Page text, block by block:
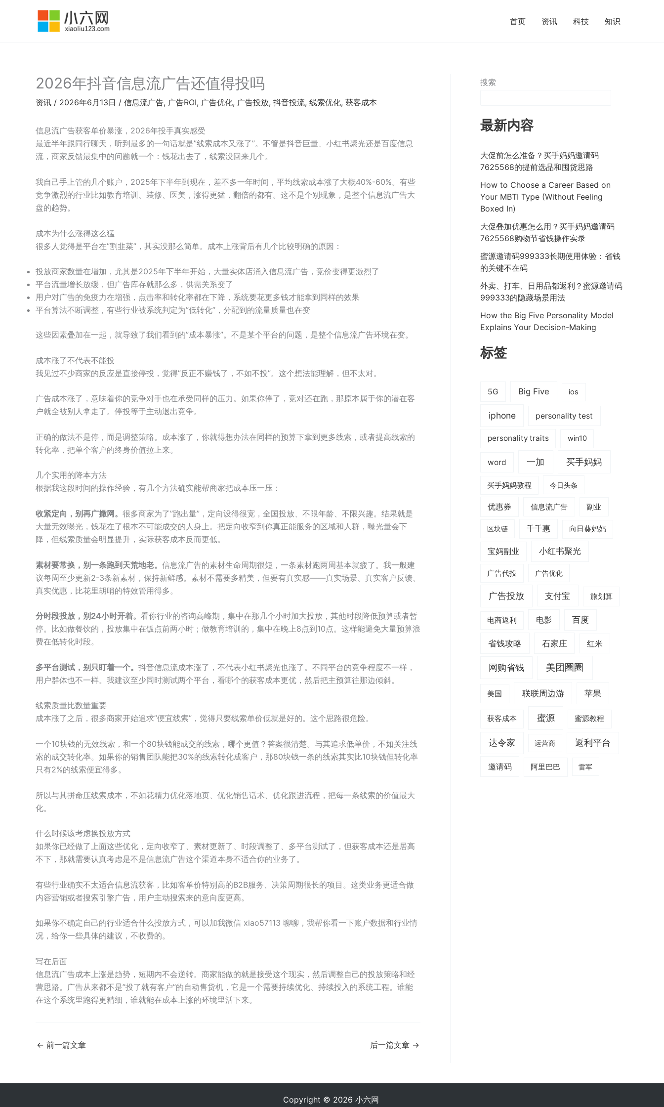
首页 资讯 科技 知识
2026年抖音信息流广告还值得投吗
资讯 / 2026年6月13日 / 信息流广告, 广告ROI, 广告优化, 广告投放, 抖音投流, 线索优化, 获客成本
信息流广告获客单价暴涨，2026年投手真实感受
最近半年跟同行聊天，听到最多的一句话就是”线索成本又涨了”。不管是抖音巨量、小红书聚光还是百度信息
流，商家反馈最集中的问题就一个：钱花出去了，线索没回来几个。
我自己手上管的几个账户，2025年下半年到现在，差不多一年时间，平均线索成本涨了大概40%-60%。有些
竞争激烈的行业比如教育培训、装修、医美，涨得更猛，翻倍的都有。这不是个别现象，是整个信息流广告大
盘的趋势。
成本为什么涨得这么猛
很多人觉得是平台在”割韭菜”，其实没那么简单。成本上涨背后有几个比较明确的原因：
投放商家数量在增加，尤其是2025年下半年开始，大量实体店涌入信息流广告，竞价变得更激烈了
平台流量增长放缓，但广告库存就那么多，供需关系变了
用户对广告的免疫力在增强，点击率和转化率都在下降，系统要花更多钱才能拿到同样的效果
平台算法不断调整，有些行业被系统判定为”低转化”，分配到的流量质量也在变
这些因素叠加在一起，就导致了我们看到的”成本暴涨”。不是某个平台的问题，是整个信息流广告环境在变。
成本涨了不代表不能投
我见过不少商家的反应是直接停投，觉得”反正不赚钱了，不如不投”。这个想法能理解，但不太对。
广告成本涨了，意味着你的竞争对手也在承受同样的压力。如果你停了，竞对还在跑，那原本属于你的潜在客
户就全被别人拿走了。停投等于主动退出竞争。
正确的做法不是停，而是调整策略。成本涨了，你就得想办法在同样的预算下拿到更多线索，或者提高线索的
转化率，把单个客户的终身价值拉上来。
几个实用的降本方法
根据我这段时间的操作经验，有几个方法确实能帮商家把成本压一压：
收紧定向，别再广撒网。 很多商家为了”跑出量”，定向设得很宽，全国投放、不限年龄、不限兴趣。结果就是
大量无效曝光，钱花在了根本不可能成交的人身上。把定向收窄到你真正能服务的区域和人群，曝光量会下
降，但线索质量会明显提升，实际获客成本反而更低。
素材要常换，别一条跑到天荒地老。 信息流广告的素材生命周期很短，一条素材跑两周基本就疲了。我一般建
议每周至少更新2-3条新素材，保持新鲜感。素材不需要多精美，但要有真实感——真实场景、真实客户反馈、
真实优惠，比花里胡哨的特效管用得多。
分时段投放，别24小时开着。 看你行业的咨询高峰期，集中在那几个小时加大投放，其他时段降低预算或者暂
停。比如做餐饮的，投放集中在饭点前两小时；做教育培训的，集中在晚上8点到10点。这样能避免大量预算浪
费在低转化时段。
多平台测试，别只盯着一个。 抖音信息流成本涨了，不代表小红书聚光也涨了。不同平台的竞争程度不一样，
用户群体也不一样。我建议至少同时测试两个平台，看哪个的获客成本更优，然后把主预算往那边倾斜。
线索质量比数量重要
成本涨了之后，很多商家开始追求”便宜线索”，觉得只要线索单价低就是好的。这个思路很危险。
一个10块钱的无效线索，和一个80块钱能成交的线索，哪个更值？答案很清楚。与其追求低单价，不如关注线
索的成交转化率。如果你的销售团队能把30%的线索转化成客户，那80块钱一条的线索其实比10块钱但转化率
只有2%的线索便宜得多。
所以与其拼命压线索成本，不如花精力优化落地页、优化销售话术、优化跟进流程，把每一条线索的价值最大
化。
什么时候该考虑换投放方式
如果你已经做了上面这些优化，定向收窄了、素材更新了、时段调整了、多平台测试了，但获客成本还是居高
不下，那就需要认真考虑是不是信息流广告这个渠道本身不适合你的业务了。
有些行业确实不太适合信息流获客，比如客单价特别高的B2B服务、决策周期很长的项目。这类业务更适合做
内容营销或者搜索引擎广告，用户主动搜索来的意向度更高。
如果你不确定自己的行业适合什么投放方式，可以加我微信 xiao57113 聊聊，我帮你看一下账户数据和行业情
况，给你一些具体的建议，不收费的。
写在后面
信息流广告成本上涨是趋势，短期内不会逆转。商家能做的就是接受这个现实，然后调整自己的投放策略和经
营思路。广告从来都不是”投了就有客户”的自动售货机，它是一个需要持续优化、持续投入的系统工程。谁能
在这个系统里跑得更精细，谁就能在成本上涨的环境里活下来。
← 前一篇文章 后一篇文章 →
搜索
最新内容
大促前怎么准备？买手妈妈邀请码
7625568的提前选品和囤货思路
How to Choose a Career Based on
Your MBTI Type (Without Feeling
Boxed In)
大促叠加优惠怎么用？买手妈妈邀请码
7625568购物节省钱操作实录
蜜源邀请码999333长期使用体验：省钱
的关键不在码
外卖、打车、日用品都返利？蜜源邀请码
999333的隐藏场景用法
How the Big Five Personality Model
Explains Your Decision-Making
标签
5G Big Five ios
iphone personality test
personality traits win10
word 一加 买手妈妈
买手妈妈教程 今日头条
优惠券 信息流广告 副业
区块链 千千惠 向日葵妈妈
宝妈副业 小红书聚光
广告代投 广告优化
广告投放 支付宝 旅划算
电商返利 电影 百度
省钱攻略 石家庄 红米
网购省钱 美团圈圈
美国 联联周边游 苹果
获客成本 蜜源 蜜源教程
达令家 运营商 返利平台
邀请码 阿里巴巴 雷军
Copyright © 2026 小六网